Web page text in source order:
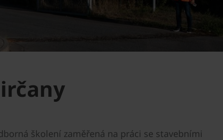
školení zaměřená na práci se stavebními